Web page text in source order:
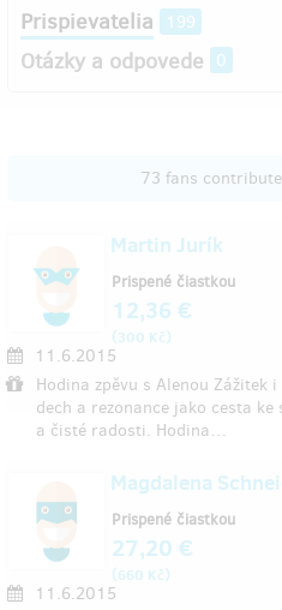
Prispievatelia 199
Otázky a odpovede 0
73 fans
Martin Jurík
11.6.2015
Hodina zpěvu s Alenou
dech a rezonance jako cesta
a čisté radosti. Hodina…
Prispené čiastkou
12,36 €
(300 Kč)
Magdalena
11.6.2015
Prispené čiastkou
27,20 €
(660 Kč)